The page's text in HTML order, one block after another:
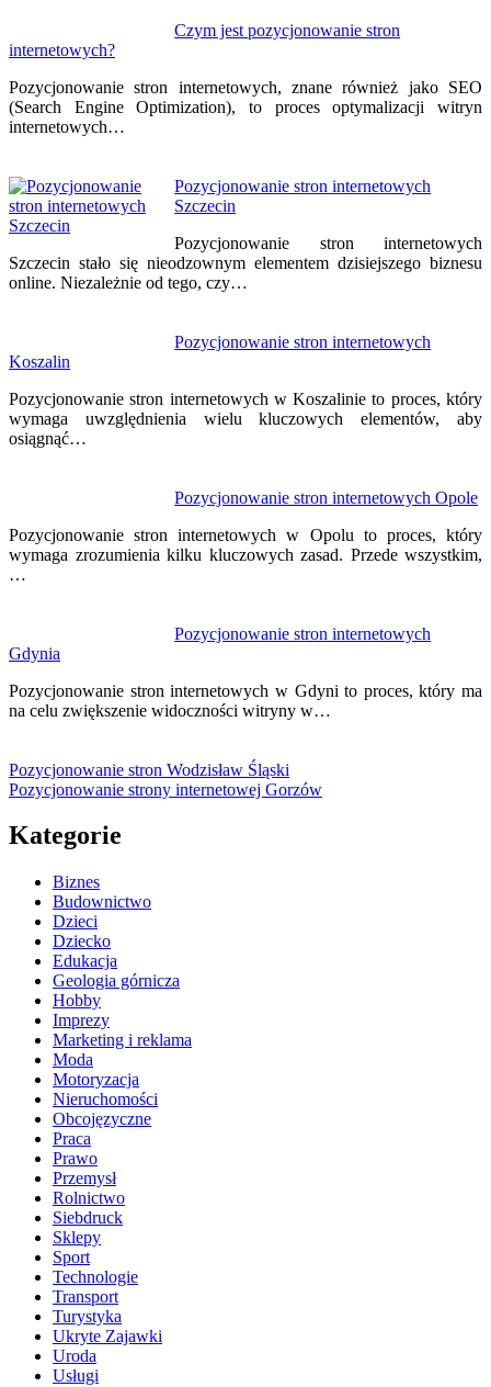
Czym jest pozycjonowanie stron
internetowych?
Pozycjonowanie stron internetowych, znane również jako SEO
(Search Engine Optimization), to proces optymalizacji witryn
internetowych…
Pozycjonowanie stron internetowych
Szczecin
Pozycjonowanie stron internetowych
Szczecin stało się nieodzownym elementem dzisiejszego biznesu
online. Niezależnie od tego, czy…
Pozycjonowanie stron internetowych
Koszalin
Pozycjonowanie stron internetowych w Koszalinie to proces, który
wymaga uwzględnienia wielu kluczowych elementów, aby
osiągnąć…
Pozycjonowanie stron internetowych Opole
Pozycjonowanie stron internetowych w Opolu to proces, który
wymaga zrozumienia kilku kluczowych zasad. Przede wszystkim,
…
Pozycjonowanie stron internetowych
Gdynia
Pozycjonowanie stron internetowych w Gdyni to proces, który ma
na celu zwiększenie widoczności witryny w…
wpisu
Pozycjonowanie stron Wodzisław Śląski
Pozycjonowanie strony internetowej Gorzów
Kategorie
Biznes
Budownictwo
Dzieci
Dziecko
Edukacja
Geologia górnicza
Hobby
Imprezy
Marketing i reklama
Moda
Motoryzacja
Nieruchomości
Obcojęzyczne
Praca
Prawo
Przemysł
Rolnictwo
Siebdruck
Sklepy
Sport
Technologie
Transport
Turystyka
Ukryte Zajawki
Uroda
Usługi